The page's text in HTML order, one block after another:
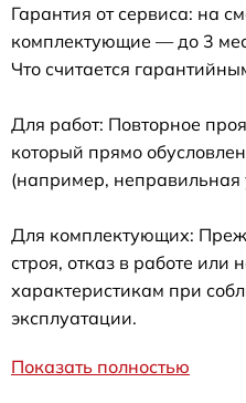
Гарантия от сервиса: на
комплектующие — до 3
Что считается
Для работ: Повторное
который прямо
(например, неправильная
Для комплектующих:
строя, отказ в работе или
характеристикам при
эксплуатации.
Показать полностью